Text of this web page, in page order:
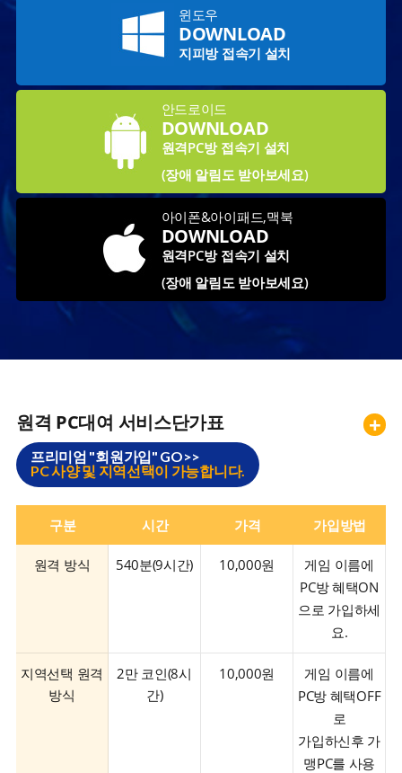
윈도우
DOWNLOAD
지피방 접속기 설치
안드로이드
DOWNLOAD
원격PC방 접속기 설치
(장애 알림도 받아보세요)
아이폰&아이패드,맥북
DOWNLOAD
원격PC방 접속기 설치
(장애 알림도 받아보세요)
원격 PC대여 서비스단가표 +
프리미엄 "회원가입" GO>>
PC 사양 및 지역선택이 가능합니다.
구분 시간 가격 가입방법
원격 방식 540분(9시간) 10,000원
게임 이름에
PC방 혜택ON
으로 가입하세
요.
지역선택 원격
방식
2만 코인(8시
간)
10,000원
게임 이름에
PC방 혜택OFF
로
가입하신후 가
맹PC를 사용